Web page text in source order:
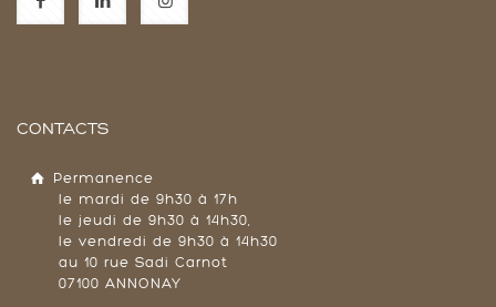
CONTACTS
Permanence
le mardi de 9h30 à 17h
le jeudi de 9h30 à 14h30,
le vendredi de 9h30 à 14h30
au 10 rue Sadi Carnot
07100 ANNONAY